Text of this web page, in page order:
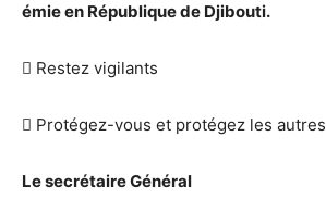
émie en République de Djibouti.
 Restez vigilants
 Protégez-vous et protégez les autres
Le secrétaire Général